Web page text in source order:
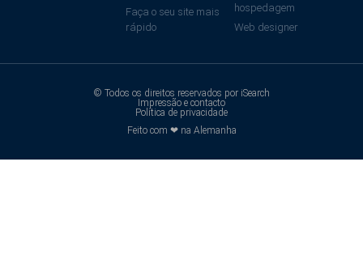
Faça o seu site mais
rápido
hospedagem
Web designer
© Todos os direitos reservados por iSearch
Impressão e contacto
Política de privacidade
Feito com ❤ na Alemanha